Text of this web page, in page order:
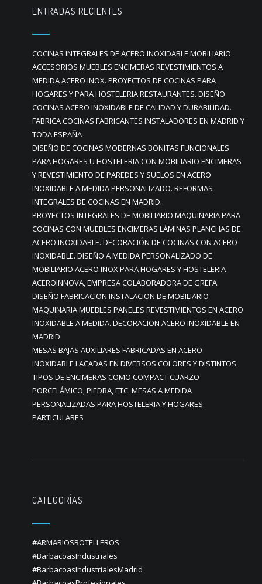
ENTRADAS RECIENTES
COCINAS INTEGRALES DE ACERO INOXIDABLE MOBILIARIO
ACCESORIOS MUEBLES ENCIMERAS REVESTIMIENTOS A
MEDIDA ACERO INOX. PROYECTOS DE COCINAS PARA
HOGARES Y PARA HOSTELERIA RESTAURANTES. DISEÑO
COCINAS ACERO INOXIDABLE DE CALIDAD Y DURABILIDAD.
FABRICA COCINAS FABRICANTES INSTALADORES EN MADRID Y
TODA ESPAÑA
DISEÑO DE COCINAS MODERNAS BONITAS FUNCIONALES
PARA HOGARES U HOSTELERIA CON MOBILIARIO ENCIMERAS
Y REVESTIMIENTO DE PAREDES Y SUELOS EN ACERO
INOXIDABLE A MEDIDA PERSONALIZADO. REFORMAS
INTEGRALES DE COCINAS EN MADRID.
PROYECTOS INTEGRALES DE MOBILIARIO MAQUINARIA PARA
COCINAS CON MUEBLES ENCIMERAS LÁMINAS PLANCHAS DE
ACERO INOXIDABLE. DECORACIÓN DE COCINAS CON ACERO
INOXIDABLE. DISEÑO A MEDIDA PERSONALIZADO DE
MOBILIARIO ACERO INOX PARA HOGARES Y HOSTELERIA
ACEROINNOVA, EMPRESA COLABORADORA DE GREFA.
DISEÑO FABRICACION INSTALACION DE MOBILIARIO
MAQUINARIA MUEBLES PANELES REVESTIMIENTOS EN ACERO
INOXIDABLE A MEDIDA. DECORACION ACERO INOXIDABLE EN
MADRID
MESAS BAJAS AUXILIARES FABRICADAS EN ACERO
INOXIDABLE LACADAS EN DIVERSOS COLORES Y DISTINTOS
TIPOS DE ENCIMERAS COMO COMPACT CUARZO
PORCELÁMICO, PIEDRA, ETC. MESAS A MEDIDA
PERSONALIZADAS PARA HOSTELERIA Y HOGARES
PARTICULARES
CATEGORÍAS
#ARMARIOSBOTELLEROS
#BarbacoasIndustriales
#BarbacoasIndustrialesMadrid